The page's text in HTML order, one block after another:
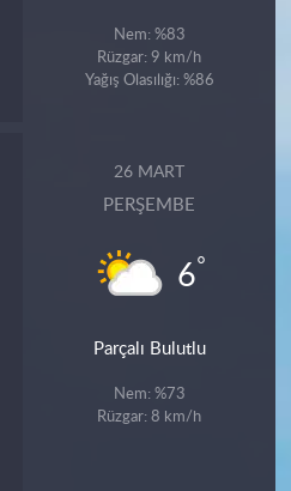
Nem: %83
Rüzgar: 9 km/h
Yağış Olasılığı: %86
26 MART
PERŞEMBE
6°
Parçalı Bulutlu
Nem: %73
Rüzgar: 8 km/h